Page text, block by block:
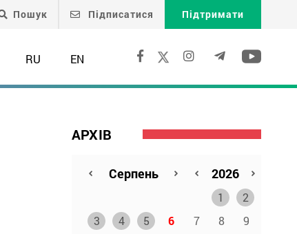
Пошук Підписатися Підтримати
RU EN
АРХІВ
1
2
3
4 5 6 7 8
9